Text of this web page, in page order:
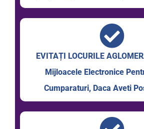
EVITAȚI LOCURILE
Mijloacele Electronice
Cumparaturi, Daca Aveti